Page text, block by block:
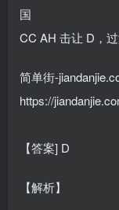
国
CC AH 击让 D，
简单街-
https://
【答案] D
【解析】